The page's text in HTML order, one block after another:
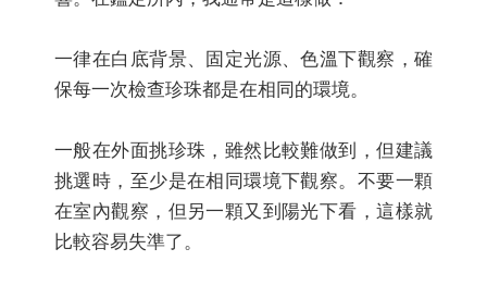
一律在白底背景、固定光源、色溫下觀察，確
保每一次檢查珍珠都是在相同的環境。
一般在外面挑珍珠，雖然比較難做到，但建議
挑選時，至少是在相同環境下觀察。不要一顆
在室內觀察，但另一顆又到陽光下看，這樣就
比較容易失準了。